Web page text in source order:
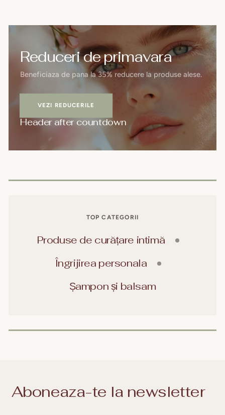
Reduceri de primavara
Beneficiaza de pana la 35% reducere la produse alese.
VEZI REDUCERILE
Header after countdown
TOP CATEGORII
Produse de curățare intimă
Îngrijirea personala
Șampon și balsam
Aboneaza-te la newsletter